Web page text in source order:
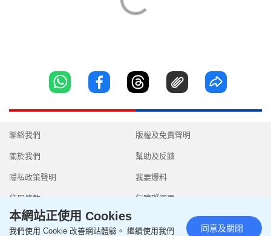
聯絡我們
關於我們
隱私政策聲明
使用條款
版權及免責聲明
幫助及反饋
我要爆料
無障礙網頁
本網站正使用 Cookies
我們使用 Cookie 改善網站體驗。 繼續使用我們 同意及關閉